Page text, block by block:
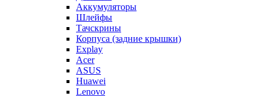
Аккумуляторы
Шлейфы
Тачскрины
Корпуса (задние крышки)
Explay
Acer
ASUS
Huawei
Lenovo